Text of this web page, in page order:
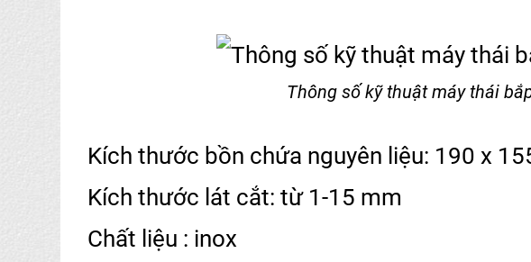
Thông số kỹ thuật máy thái
Kích thước bồn chứa nguyên liệu: 190 x
Kích thước lát cắt: từ 1-15 mm
Chất liệu : inox